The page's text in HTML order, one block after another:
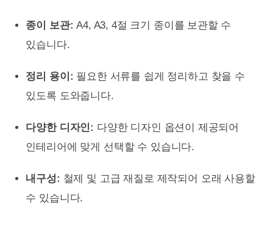
종이 보관: A4, A3, 4절 크기 종이를 보관할 수
있습니다.
정리 용이: 필요한 서류를 쉽게 정리하고 찾을 수
있도록 도와줍니다.
다양한 디자인: 다양한 디자인 옵션이 제공되어
인테리어에 맞게 선택할 수 있습니다.
내구성: 철제 및 고급 재질로 제작되어 오래 사용할
수 있습니다.